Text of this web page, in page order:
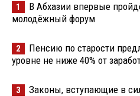
1
В Абхазии впервые
молодёжный форум
2
Пенсию по старости
уровне не ниже 40% от
3 Законы, вступающие в